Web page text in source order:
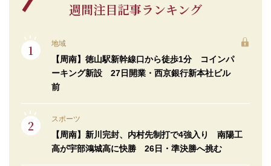
週間注目記事ランキング
地域
【周南】徳山駅新幹線口から徒歩1分 コインパ
ーキング新設 27日開業・西京銀行新本社ビル
前
スポーツ
【周南】新川完封、内村先制打で4強入り 南陽工
高が宇部鴻城高に快勝 26日・準決勝へ挑む